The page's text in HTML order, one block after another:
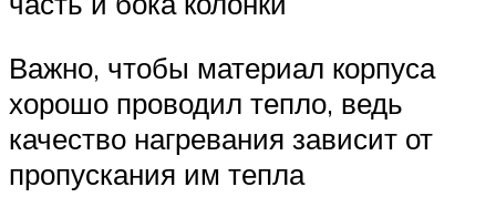
Важно, чтобы материал корпуса
хорошо проводил тепло, ведь
качество нагревания зависит от
пропускания им тепла